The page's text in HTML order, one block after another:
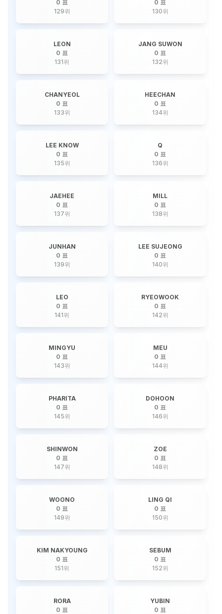
0 표
129위
0 표
130위
LEON
0 표
131위
JANG SUWON
0 표
132위
CHANYEOL
0 표
133위
HEECHAN
0 표
134위
LEE KNOW
0 표
135위
Q
0 표
136위
JAEHEE
0 표
137위
MILL
0 표
138위
JUNHAN
0 표
139위
LEE SUJEONG
0 표
140위
LEO
0 표
141위
RYEOWOOK
0 표
142위
MINGYU
0 표
143위
MEU
0 표
144위
PHARITA
0 표
145위
DOHOON
0 표
146위
SHINWON
0 표
147위
ZOE
0 표
148위
WOONO
0 표
149위
LING QI
0 표
150위
KIM NAKYOUNG
0 표
151위
SEBUM
0 표
152위
RORA
0 표
YUBIN
0 표